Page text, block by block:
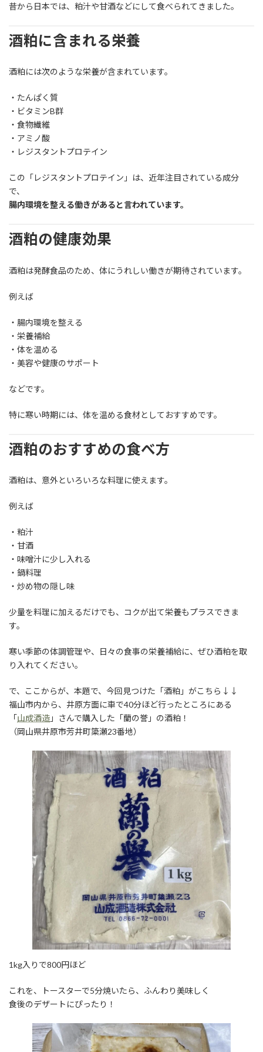
昔から日本では、粕汁や甘酒などにして食べられてきました。
酒粕に含まれる栄養
酒粕には次のような栄養が含まれています。
・たんぱく質
・ビタミンB群
・食物繊維
・アミノ酸
・レジスタントプロテイン
この「レジスタントプロテイン」は、近年注目されている成分
で、
腸内環境を整える働きがあると言われています。
酒粕の健康効果
酒粕は発酵食品のため、体にうれしい働きが期待されています。
例えば
・腸内環境を整える
・栄養補給
・体を温める
・美容や健康のサポート
などです。
特に寒い時期には、体を温める食材としておすすめです。
酒粕のおすすめの食べ方
酒粕は、意外といろいろな料理に使えます。
例えば
・粕汁
・甘酒
・味噌汁に少し入れる
・鍋料理
・炒め物の隠し味
少量を料理に加えるだけでも、コクが出て栄養もプラスできま
す。
寒い季節の体調管理や、日々の食事の栄養補給に、ぜひ酒粕を取
り入れてください。
で、ここからが、本題で、今回見つけた「酒粕」がこちら↓↓
福山市内から、井原方面に車で40分ほど行ったところにある
「山成酒造 」さんで購入した「蘭の誉」の酒粕！
（岡山県井原市芳井町簗瀬23番地）
1kg入りで800円ほど
これを、トースターで5分焼いたら、ふんわり美味しく
食後のデザートにぴったり！